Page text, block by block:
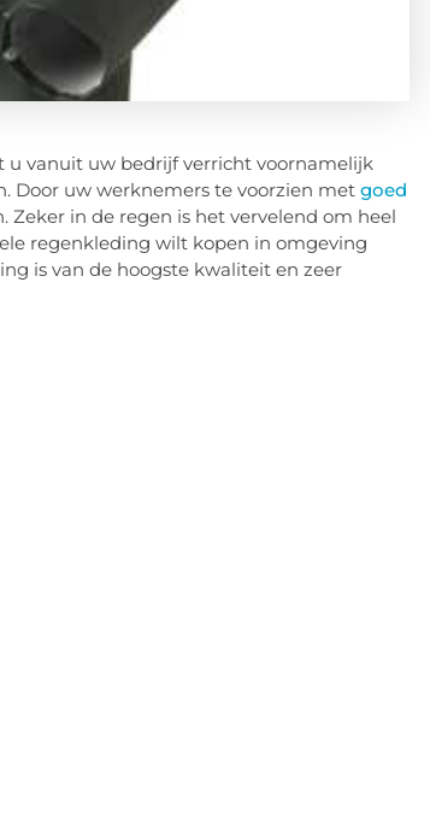
u vanuit uw bedrijf verricht voornamelijk
Door uw werknemers te voorzien met goed
Zeker in de regen is het vervelend om heel
regenkleding wilt kopen in omgeving
is van de hoogste kwaliteit en zeer